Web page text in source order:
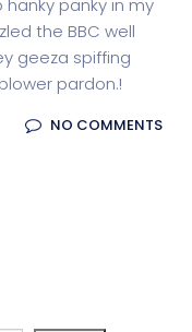
panky in my
the BBC well
geeza spiffing
pardon.!
NO COMMENTS